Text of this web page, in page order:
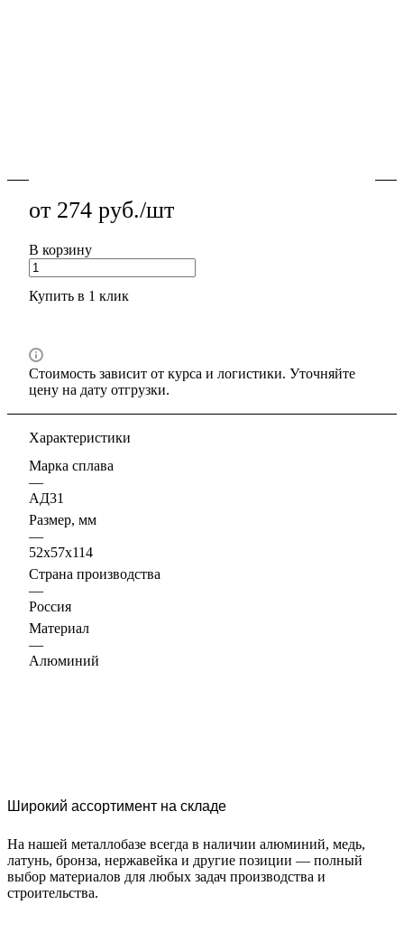
от 274 руб./шт
В корзину
Купить в 1 клик
Стоимость зависит от курса и логистики. Уточняйте
цену на дату отгрузки.
Характеристики
Марка сплава
—
АД31
Размер, мм
—
52x57x114
Страна производства
—
Россия
Материал
—
Алюминий
Широкий ассортимент на складе
На нашей металлобазе всегда в наличии алюминий, медь,
латунь, бронза, нержавейка и другие позиции — полный
выбор материалов для любых задач производства и
строительства.